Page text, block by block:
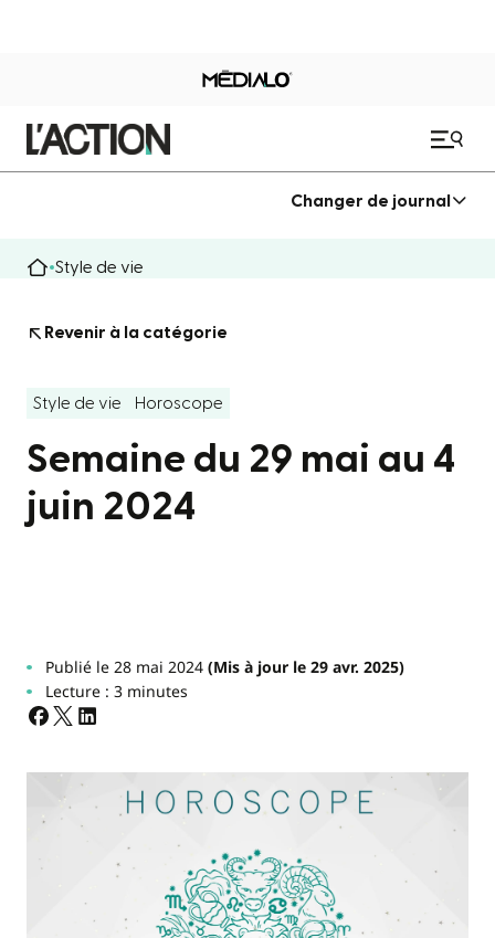
Changer de journal
Style de vie
Revenir à la catégorie
Style de vie Horoscope
Semaine du 29 mai au 4
juin 2024
Publié le 28 mai 2024(Mis à jour le 29 avr. 2025)
Lecture : 3 minutes